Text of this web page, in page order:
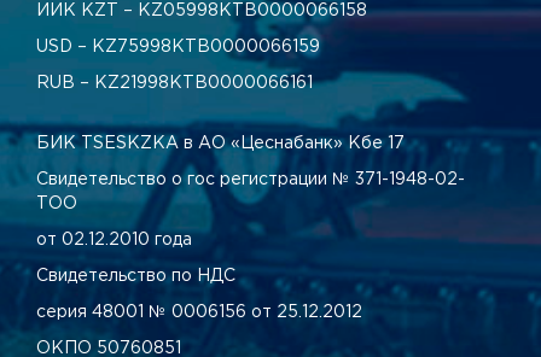
ИИК KZT – KZ05998КТВ0000066158
USD – KZ75998КТВ0000066159
RUB – KZ21998КТВ0000066161
БИК TSESKZKA в АО «Цеснабанк» Кбе 17
Свидетельство о гос регистрации № 371-1948-02-
ТОО
от 02.12.2010 года
Свидетельство по НДС
серия 48001 № 0006156 от 25.12.2012
ОКПО 50760851